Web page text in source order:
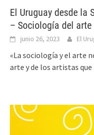
El Uruguay desde la
– Sociología del
junio 26, 2023 El
«La sociología y el arte
arte y de los artistas